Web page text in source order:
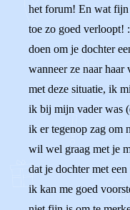
het forum! En wat fijn
toe zo goed verloopt!
doen om je dochter
wanneer ze naar
met deze situatie, ik
ik bij mijn vader was
ik er tegenop zag om
wil wel graag met je
dat je dochter met
ik kan me goed